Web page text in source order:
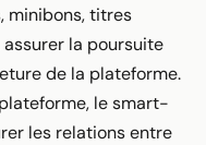
minibons, titres
la poursuite
de la plateforme.
le smart-
les relations entre